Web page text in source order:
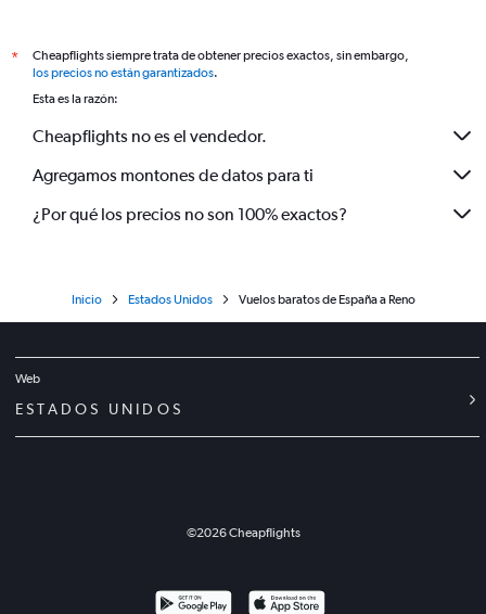
*
Cheapflights siempre trata de obtener precios exactos, sin embargo,
los precios no están garantizados.
Esta es la razón:
Cheapflights no es el vendedor.
Agregamos montones de datos para ti
¿Por qué los precios no son 100% exactos?
Inicio Estados Unidos Vuelos baratos de España a Reno
Web
ESTADOS UNIDOS
©2026Cheapflights